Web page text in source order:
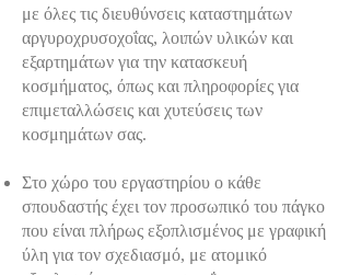
με όλες τις διευθύνσεις καταστημάτων
αργυροχρυσοχοΐας, λοιπών υλικών και
εξαρτημάτων για την κατασκευή
κοσμήματος, όπως και πληροφορίες για
επιμεταλλώσεις και χυτεύσεις των
κοσμημάτων σας.
Στο χώρο του εργαστηρίου ο κάθε
σπουδαστής έχει τον προσωπικό του πάγκο
που είναι πλήρως εξοπλισμένος με γραφική
ύλη για τον σχεδιασμό, με ατομικό